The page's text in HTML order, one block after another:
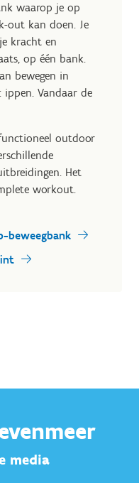
waarop je op
out kan doen. Je
kracht en
op één bank.
bewegen in
Vandaar de
outdoor
Het
workout.
beweegbank
media